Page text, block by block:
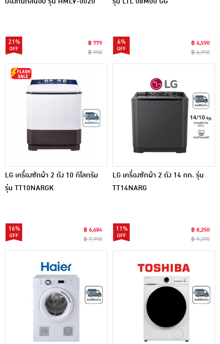
21%
฿ 779
฿ 990
6%
฿ 6,590
฿ 6,990
LG เครื่องซักผ้า 2 ถัง 10 กิโลกรัม
รุ่น TT10NARGK
16%
฿ 6,684
฿ 7,990
LG เครื่องซักผ้า 2 ถัง 14 กก. รุ่น
TT14NARG
11%
฿ 8,250
฿ 9,290